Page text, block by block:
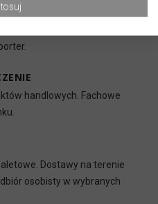
handlowych. Fachowe
Dostawy na terenie
osobisty w wybranych